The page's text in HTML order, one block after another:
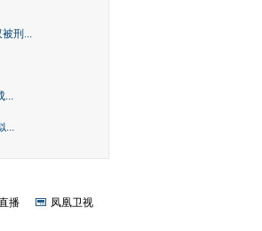
刑...
...
...
播
凤凰卫视